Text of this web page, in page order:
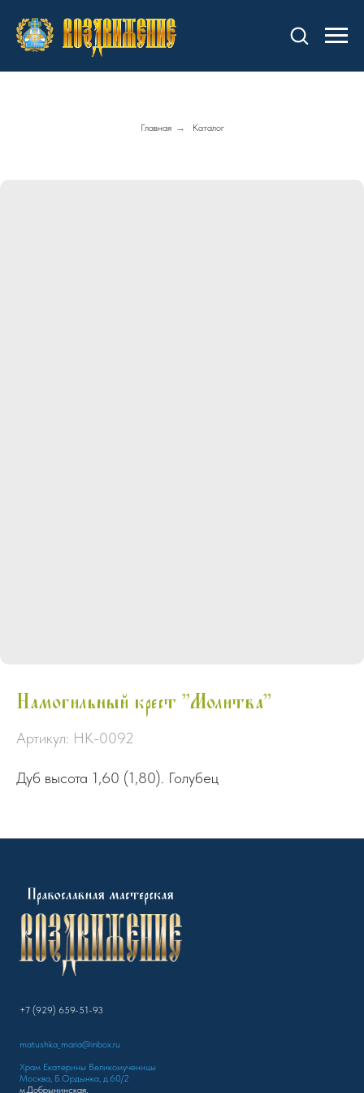
Главная → Каталог
Намогильный крест "Молитва"
Артикул: НК-0092
Дуб высота 1,60 (1,80). Голубец
+7 (929) 659-51-93
matushka_maria@inbox.ru
Храм Екатерины Великомученицы
Москва, Б.Ордынка, д.60/2
м.Добрынинская,